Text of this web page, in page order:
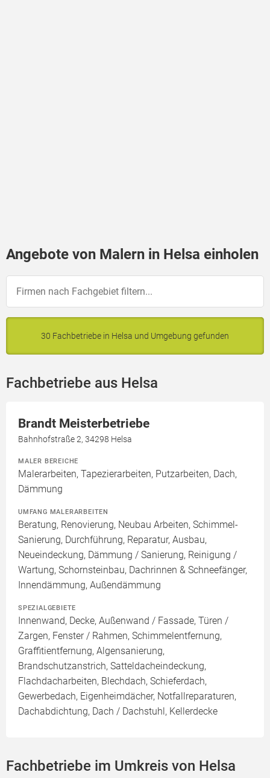
Angebote von Malern in Helsa einholen
30 Fachbetriebe in Helsa und Umgebung gefunden
Fachbetriebe aus Helsa
Brandt Meisterbetriebe
Bahnhofstraße 2, 34298 Helsa
MALER BEREICHE
Malerarbeiten, Tapezierarbeiten, Putzarbeiten, Dach,
Dämmung
UMFANG MALERARBEITEN
Beratung, Renovierung, Neubau Arbeiten, Schimmel-
Sanierung, Durchführung, Reparatur, Ausbau,
Neueindeckung, Dämmung / Sanierung, Reinigung /
Wartung, Schornsteinbau, Dachrinnen & Schneefänger,
Innendämmung, Außendämmung
SPEZIALGEBIETE
Innenwand, Decke, Außenwand / Fassade, Türen /
Zargen, Fenster / Rahmen, Schimmelentfernung,
Graffitientfernung, Algensanierung,
Brandschutzanstrich, Satteldacheindeckung,
Flachdacharbeiten, Blechdach, Schieferdach,
Gewerbedach, Eigenheimdächer, Notfallreparaturen,
Dachabdichtung, Dach / Dachstuhl, Kellerdecke
Fachbetriebe im Umkreis von Helsa